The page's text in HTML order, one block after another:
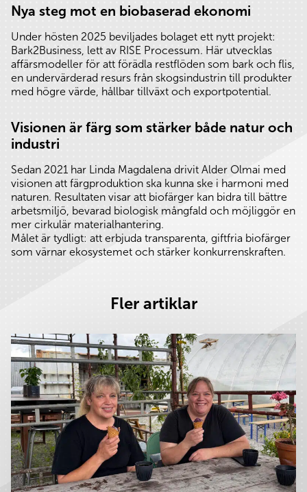
Nya steg mot en biobaserad ekonomi
Under hösten 2025 beviljades bolaget ett nytt projekt:
Bark2Business, lett av RISE Processum. Här utvecklas
affärsmodeller för att förädla restflöden som bark och flis,
en undervärderad resurs från skogsindustrin till produkter
med högre värde, hållbar tillväxt och exportpotential.
Visionen är färg som stärker både natur och
industri
Sedan 2021 har Linda Magdalena drivit Alder Olmai med
visionen att färgproduktion ska kunna ske i harmoni med
naturen. Resultaten visar att biofärger kan bidra till bättre
arbetsmiljö, bevarad biologisk mångfald och möjliggör en
mer cirkulär materialhantering.
Målet är tydligt: att erbjuda transparenta, giftfria biofärger
som värnar ekosystemet och stärker konkurrenskraften.
Fler artiklar